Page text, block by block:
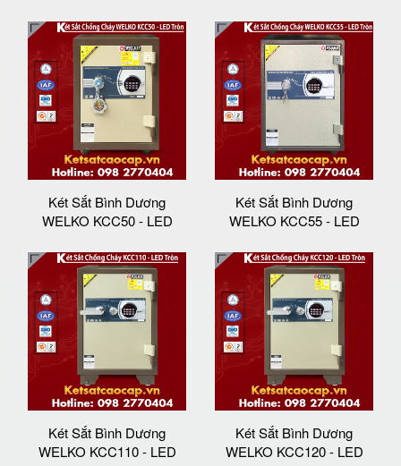
Két Sắt Bình Dương
WELKO KCC50 - LED
Két Sắt Bình Dương
WELKO KCC55 - LED
Két Sắt Bình Dương
WELKO KCC110 - LED
Két Sắt Bình Dương
WELKO KCC120 - LED